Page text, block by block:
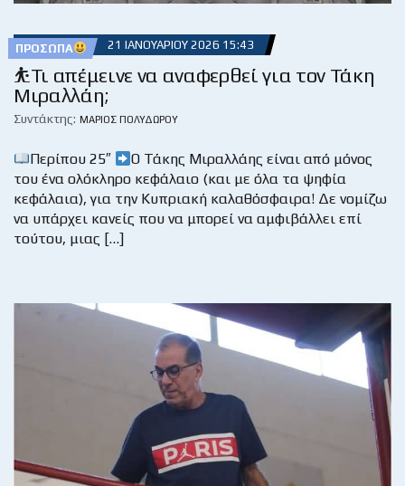
ΠΡΌΣΩΠΑ 21 ΙΑΝΟΥΑΡΊΟΥ 2026 15:43
⛹️Τι απέμεινε να αναφερθεί για τον Τάκη
Μιραλλάη;
Συντάκτης: ΜΆΡΙΟΣ ΠΟΛΥΔΏΡΟΥ
Περίπου 25″
Ο Τάκης Μιραλλάης είναι από μόνος
του ένα ολόκληρο κεφάλαιο (και με όλα τα ψηφία
κεφάλαια), για την Κυπριακή καλαθόσφαιρα! Δε νομίζω
να υπάρχει κανείς που να μπορεί να αμφιβάλλει επί
τούτου, μιας […]